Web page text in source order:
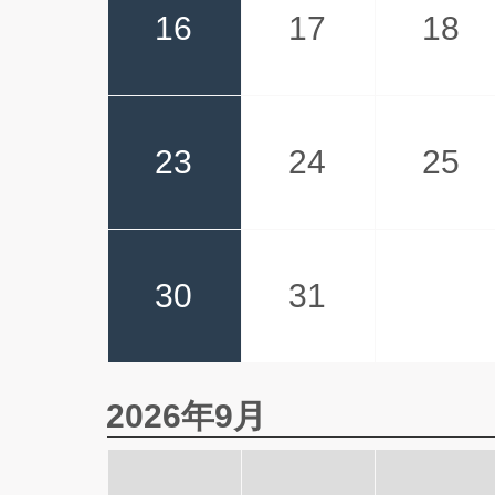
16 17 18
23 24 25
30 31
2026年9月